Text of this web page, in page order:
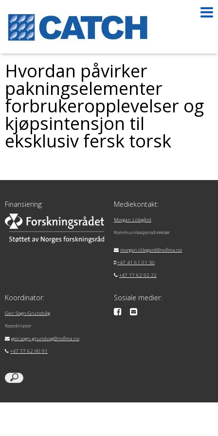
Hvordan påvirker
pakningselementer
forbrukeropplevelser og
kjøpsintensjon til
eksklusiv fersk torsk
Finansiering: Mediekontakt:
Morgan Lillegård
Kommunikasjonsdirektør
morgan.lillegard@nofima.no
+47 41 61 01 30
+47 77 62 92 22
Koordinator:
Geir Sogn-Grundvåg
Koordinator
geir.sogn-grundvag@nofima.no
+47 77 62 90 91
Sosiale medier: